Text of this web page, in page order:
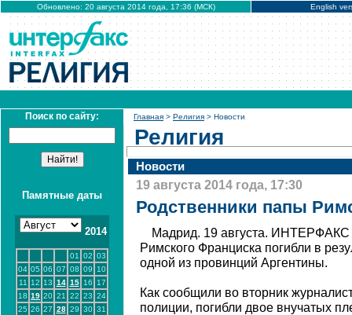
Обновлено: 20 августа 2014 года, 17:36 (МСК) English
Поиск по сайту:
Памятные даты
2014
01 02 03
04 05 06 07 08 09
10
11
12 13 14 15 16
17
18 19 20 21 22 23 24
25 26 27 28 29 30 31
Главная > Религия > Новости
Религия
Новости
19 августа 2014 года, 17:30
Родственники папы
Мадрид. 19 августа. ИНТЕРФАКС
Римского Франциска погибли в
одной из провинций Аргентины.
Как сообщили во вторник
полиции, погибли двое внучатых